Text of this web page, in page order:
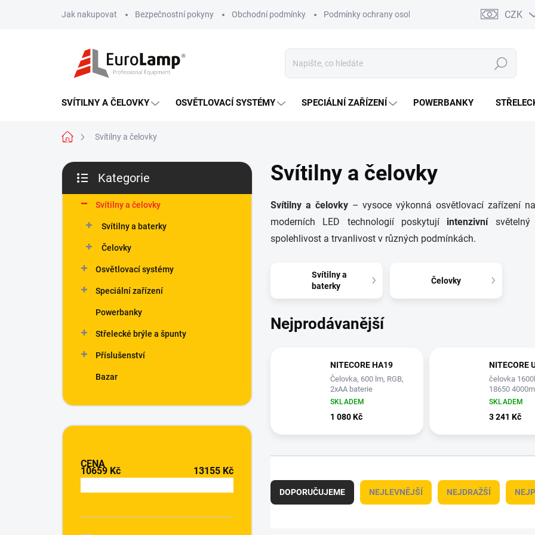
Jak nakupovat Bezpečnostní pokyny Obchodní podmínky Podmínky ochrany osobních údajů Kontakty CZK
Hledat
SVÍTILNY A ČELOVKY OSVĚTLOVACÍ SYSTÉMY SPECIÁLNÍ ZAŘÍZENÍ POWERBANKY
Domů Svítilny a čelovky
P
s
kategorie
Kategorie
Svítilny a čelovky
Svítilny a baterky
Čelovky
Osvětlovací systémy
Speciální zařízení
Powerbanky
Střelecké brýle a špunty
Příslušenství
Bazar
CENA
10659 Kč 13155 Kč
Svítilny a čelovky
Svítilny a čelovky– vysoce výkonná osvětlovací zařízení
moderních LED technologií poskytují intenzivnísvětelný
spolehlivost a trvanlivost v různých podmínkách.
Svítilny a
baterky
Čelovky
Nejprodávanější
NITECORE HA19
Čelovka, 600 lm, RGB,
2xAA baterie
SKLADEM
1 080 Kč
NITECORE
čelovka
18650
SKLADEM
3 241 Kč
a
z
DOPORUČUJEME NEJLEVNĚJŠÍ NEJDRAŽŠÍ